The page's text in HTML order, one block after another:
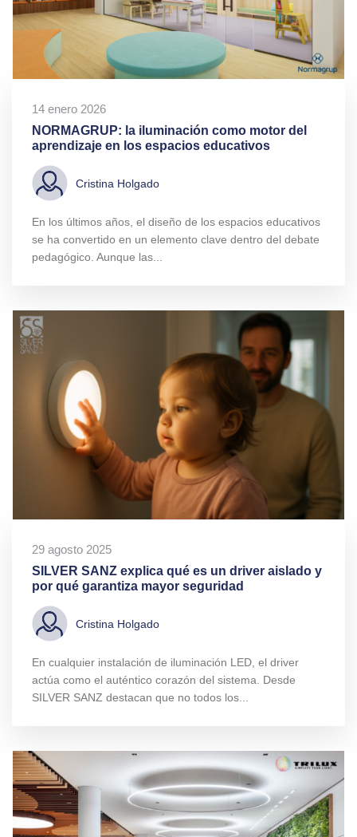
14 enero 2026
NORMAGRUP: la iluminación como motor del
aprendizaje en los espacios educativos
Cristina Holgado
En los últimos años, el diseño de los espacios educativos
se ha convertido en un elemento clave dentro del debate
pedagógico. Aunque las...
29 agosto 2025
SILVER SANZ explica qué es un driver aislado y
por qué garantiza mayor seguridad
Cristina Holgado
En cualquier instalación de iluminación LED, el driver
actúa como el auténtico corazón del sistema. Desde
SILVER SANZ destacan que no todos los...